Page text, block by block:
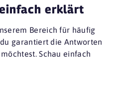
erklärt
Bereich für häufig
garantiert die Antworten
Schau einfach